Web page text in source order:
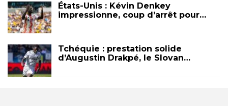
États-Unis : Kévin Denkey
impressionne, coup d’arrêt pour…
Tchéquie : prestation solide
d’Augustin Drakpé, le Slovan…